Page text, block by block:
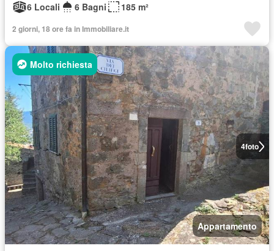
6 Locali
6 Bagni 185 m²
2 giorni, 18 ore fa in Immobiliare.it
4foto
Molto richiesta
Appartamento